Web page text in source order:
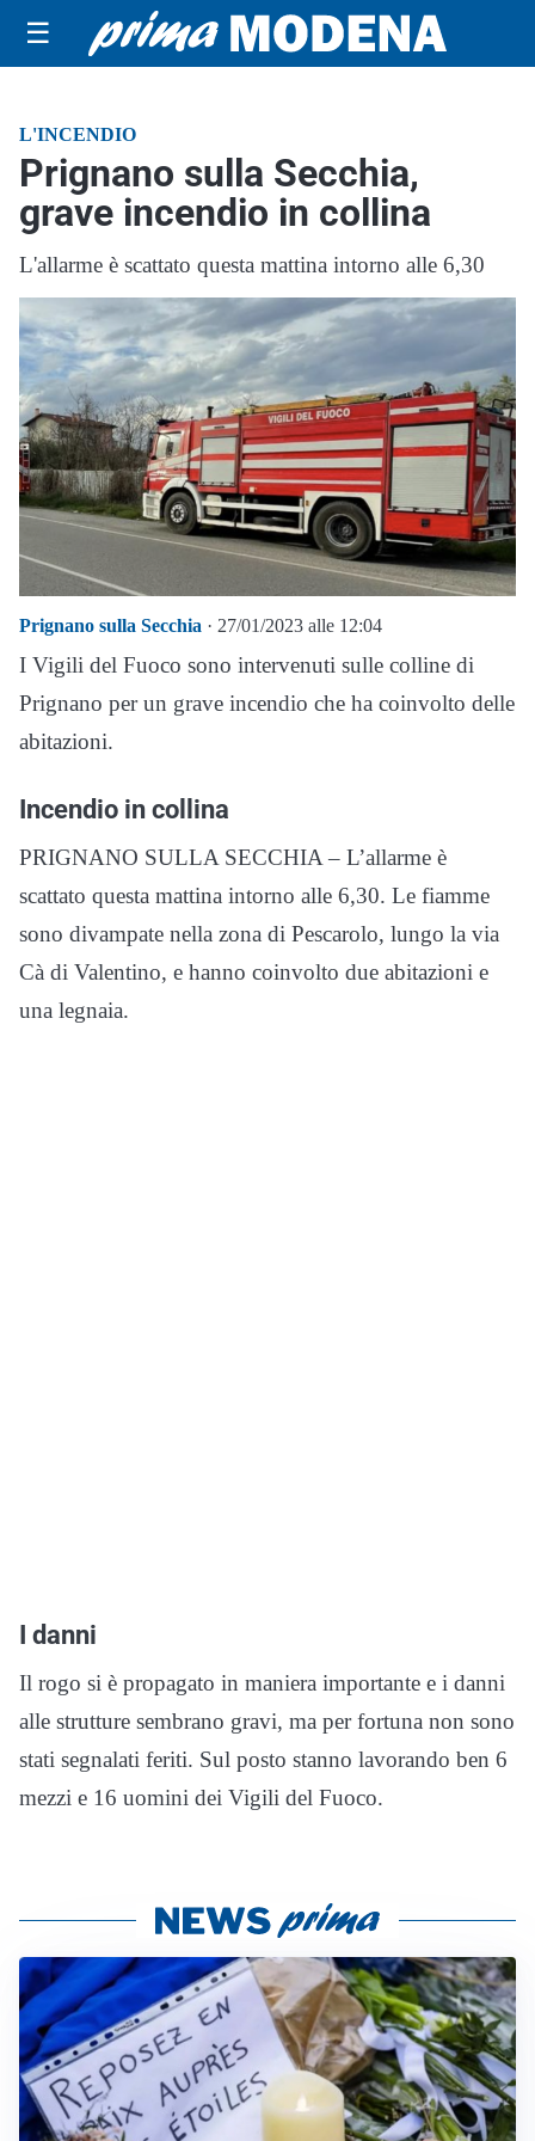
☰
L'INCENDIO
Prignano sulla Secchia,
grave incendio in collina
L'allarme è scattato questa mattina intorno alle 6,30
Prignano sulla Secchia · 27/01/2023 alle 12:04
I Vigili del Fuoco sono intervenuti sulle colline di
Prignano per un grave incendio che ha coinvolto delle
abitazioni.
Incendio in collina
PRIGNANO SULLA SECCHIA – L’allarme è
scattato questa mattina intorno alle 6,30. Le fiamme
sono divampate nella zona di Pescarolo, lungo la via
Cà di Valentino, e hanno coinvolto due abitazioni e
una legnaia.
I danni
Il rogo si è propagato in maniera importante e i danni
alle strutture sembrano gravi, ma per fortuna non sono
stati segnalati feriti. Sul posto stanno lavorando ben 6
mezzi e 16 uomini dei Vigili del Fuoco.